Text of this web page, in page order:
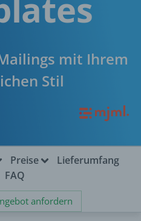
mit Ihrem
Stil
Preise
Lieferumfang
FAQ
anfordern